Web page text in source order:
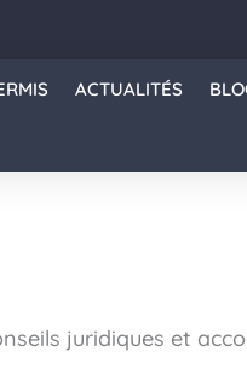
ACTUALITÉS
juridiques et